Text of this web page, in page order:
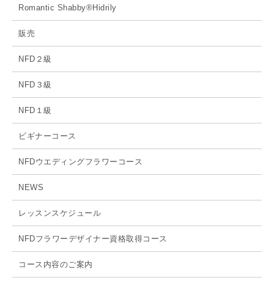
Romantic Shabby®Hidrily
販売
NFD２級
NFD３級
NFD１級
ビギナーコース
NFDウエディングフラワーコース
NEWS
レッスンスケジュール
NFDフラワーデザイナー資格取得コース
コース内容のご案内